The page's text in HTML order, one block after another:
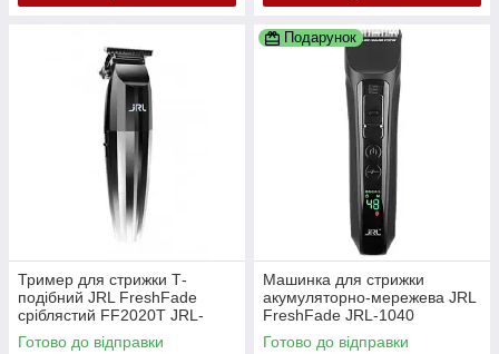
Тример для стрижки Т-
подібний JRL FreshFade
сріблястий FF2020T JRL-
2020T
Готово до відправки
Подарунок
Машинка для стрижки
акумуляторно-мережева JRL
FreshFade JRL-1040
Готово до відправки